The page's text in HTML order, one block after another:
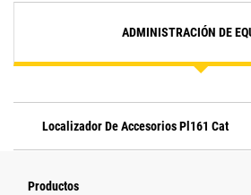
ADMINISTRACIÓN DE
Localizador De Accesorios Pl161 Cat
Productos